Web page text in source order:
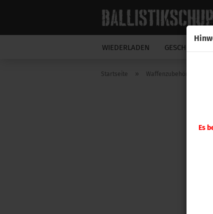
Es
WIEDERLADEN GESCHOSSE
Startseite » Waffenzubehör